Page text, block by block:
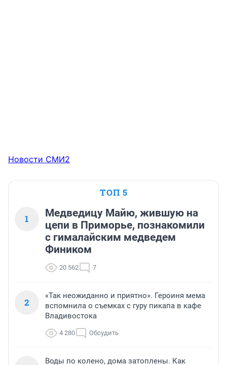
Новости СМИ2
ТОП 5
1
Медведицу Майю, жившую на
цепи в Приморье, познакомили
с гималайским медведем
Фиником
20 562 7
2
«Так неожиданно и приятно». Героиня мема
вспомнила о съемках с гуру пикапа в кафе
Владивостока
4 280 Обсудить
Воды по колено, дома затоплены. Как